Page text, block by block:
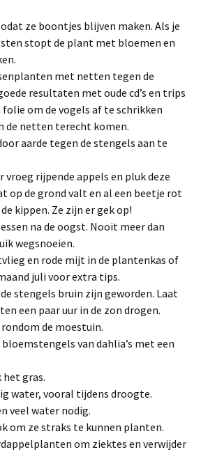
ze boontjes blijven maken. Als je
stopt de plant met bloemen en
met netten tegen de
resultaten met oude cd’s en trips
om de vogels af te schrikken
de netten terecht komen.
aarde tegen de stengels aan te
vroeg rijpende appels en pluk deze
op de grond valt en al een beetje rot
kippen. Ze zijn er gek op!
na de oogst. Nooit meer dan
wegsnoeien.
en rode mijt in de plantenkas of
juli voor extra tips.
stengels bruin zijn geworden. Laat
een paar uur in de zon drogen.
rondom de moestuin.
van dahlia’s met een
het gras.
water, vooral tijdens droogte.
veel water nodig.
om ze straks te kunnen planten.
om ziektes en verwijder